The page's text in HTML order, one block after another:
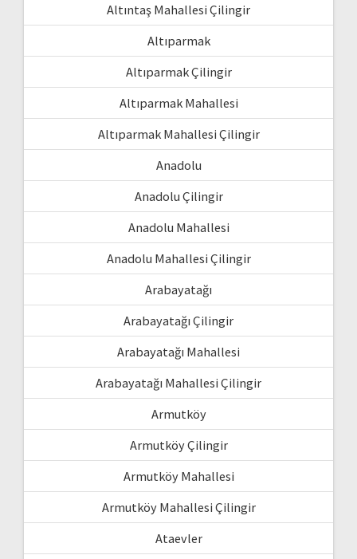
Altıntaş Mahallesi Çilingir
Altıparmak
Altıparmak Çilingir
Altıparmak Mahallesi
Altıparmak Mahallesi Çilingir
Anadolu
Anadolu Çilingir
Anadolu Mahallesi
Anadolu Mahallesi Çilingir
Arabayatağı
Arabayatağı Çilingir
Arabayatağı Mahallesi
Arabayatağı Mahallesi Çilingir
Armutköy
Armutköy Çilingir
Armutköy Mahallesi
Armutköy Mahallesi Çilingir
Ataevler